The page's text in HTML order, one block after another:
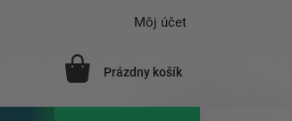
Môj účet
Prázdny košík